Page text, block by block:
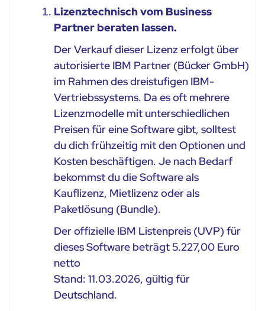
Lizenztechnisch vom Business
Partner beraten lassen.
Der Verkauf dieser Lizenz erfolgt über
autorisierte IBM Partner (Bücker GmbH)
im Rahmen des dreistufigen IBM-
Vertriebssystems. Da es oft mehrere
Lizenzmodelle mit unterschiedlichen
Preisen für eine Software gibt, solltest
du dich frühzeitig mit den Optionen und
Kosten beschäftigen. Je nach Bedarf
bekommst du die Software als
Kauflizenz, Mietlizenz oder als
Paketlösung (Bundle).
Der offizielle IBM Listenpreis (UVP) für
dieses Software beträgt 5.227,00 Euro
netto
Stand: 11.03.2026, gültig für
Deutschland.